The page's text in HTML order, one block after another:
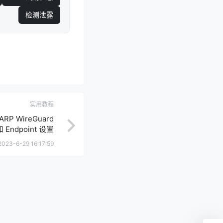
检测泄露
实用教程
WireGuard
Endpoint 设置
6-29 16:17:59